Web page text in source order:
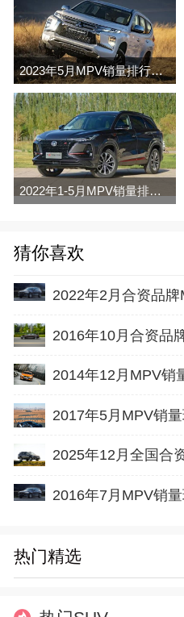
2023年5月MPV销量排行榜完整版名单
2022年1-5月MPV销量排行榜
猜你喜欢
2014年12月MPV销
热门精选